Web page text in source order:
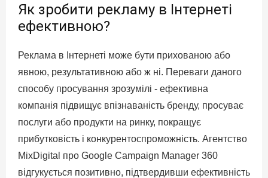
Як зробити рекламу в Інтернеті
ефективною?
Реклама в Інтернеті може бути прихованою або
явною, результативною або ж ні. Переваги даного
способу просування зрозумілі - ефективна
компанія підвищує впізнаваність бренду, просуває
послуги або продукти на ринку, покращує
прибутковість і конкурентоспроможність. Агентство
MixDigital про Google Campaign Manager 360
відгукується позитивно, підтвердивши ефективність